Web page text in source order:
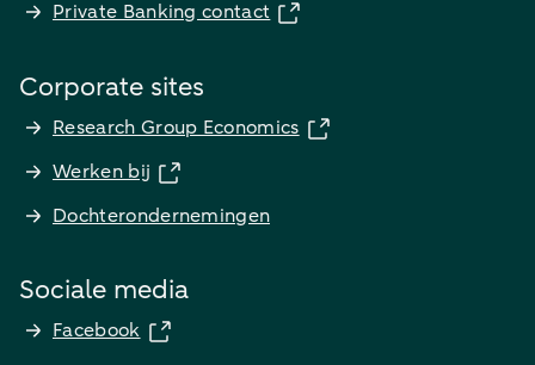
Private Banking contact
Corporate sites
Research Group Economics
Werken bij
Dochterondernemingen
Sociale media
Facebook